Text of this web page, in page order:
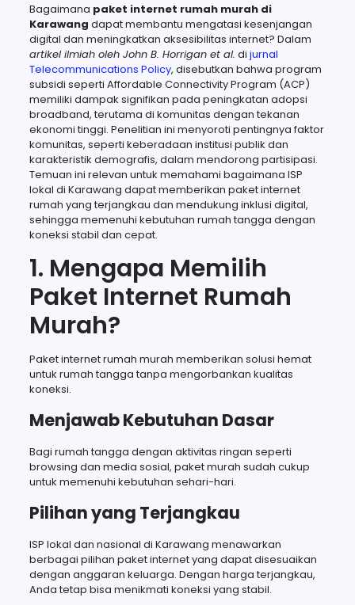
Bagaimana paket internet rumah murah di
Karawang dapat membantu mengatasi kesenjangan
digital dan meningkatkan aksesibilitas internet? Dalam
artikel ilmiah oleh John B. Horrigan et al. di jurnal
Telecommunications Policy, disebutkan bahwa program
subsidi seperti Affordable Connectivity Program (ACP)
memiliki dampak signifikan pada peningkatan adopsi
broadband, terutama di komunitas dengan tekanan
ekonomi tinggi. Penelitian ini menyoroti pentingnya faktor
komunitas, seperti keberadaan institusi publik dan
karakteristik demografis, dalam mendorong partisipasi.
Temuan ini relevan untuk memahami bagaimana ISP
lokal di Karawang dapat memberikan paket internet
rumah yang terjangkau dan mendukung inklusi digital,
sehingga memenuhi kebutuhan rumah tangga dengan
koneksi stabil dan cepat.
1. Mengapa Memilih
Paket Internet Rumah
Murah?
Paket internet rumah murah memberikan solusi hemat
untuk rumah tangga tanpa mengorbankan kualitas
koneksi.
Menjawab Kebutuhan Dasar
Bagi rumah tangga dengan aktivitas ringan seperti
browsing dan media sosial, paket murah sudah cukup
untuk memenuhi kebutuhan sehari-hari.
Pilihan yang Terjangkau
ISP lokal dan nasional di Karawang menawarkan
berbagai pilihan paket internet yang dapat disesuaikan
dengan anggaran keluarga. Dengan harga terjangkau,
Anda tetap bisa menikmati koneksi yang stabil.